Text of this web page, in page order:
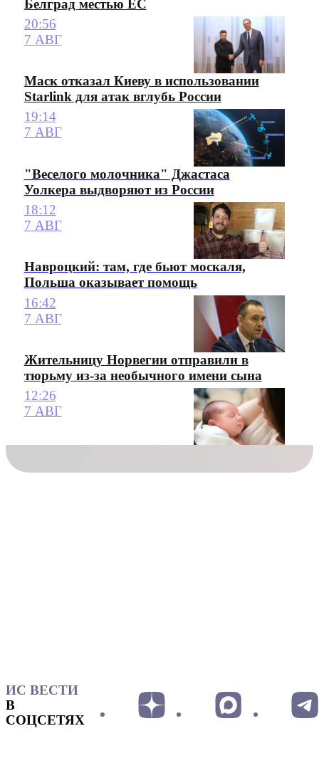
Белград местью ЕС
20:56
7 АВГ
Маск отказал Киеву в использовании
Starlink для атак вглубь России
19:14
7 АВГ
"Веселого молочника" Джастаса
Уолкера выдворяют из России
18:12
7 АВГ
Навроцкий: там, где бьют москаля,
Польша оказывает помощь
16:42
7 АВГ
Жительницу Норвегии отправили в
тюрьму из-за необычного имени сына
12:26
7 АВГ
ИС ВЕСТИ
В
СОЦСЕТЯХ